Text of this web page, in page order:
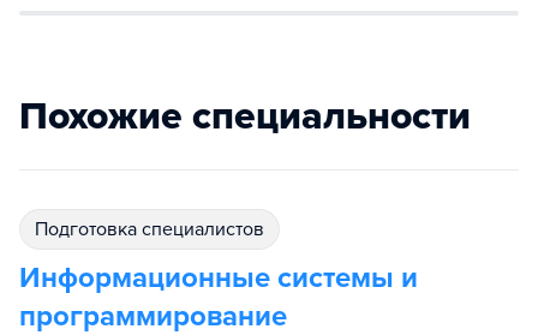
Похожие специальности
подготовка специалистов
Информационные системы и
программирование